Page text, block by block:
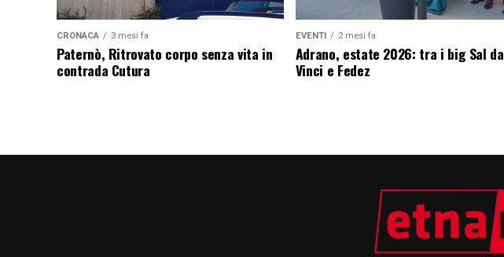
CRONACA 3 mesi fa
Paternò, Ritrovato corpo senza vita in
contrada Cutura
EVENTI 2 mesi fa
Adrano, estate 2026: tra i big Sal da
Vinci e Fedez